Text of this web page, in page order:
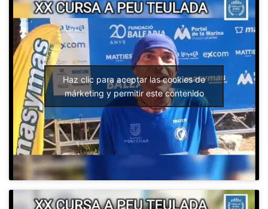
Haz clic para aceptar las cookies de
márketing y permitir este contenido